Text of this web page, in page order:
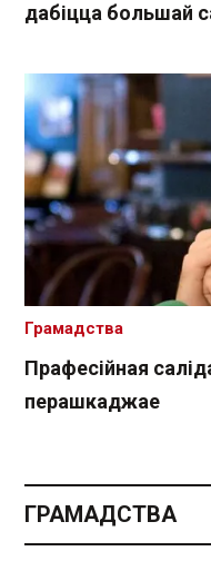
дабіцца большай
Прафесійная
перашкаджае
Грамадства
ГРАМАДСТВА